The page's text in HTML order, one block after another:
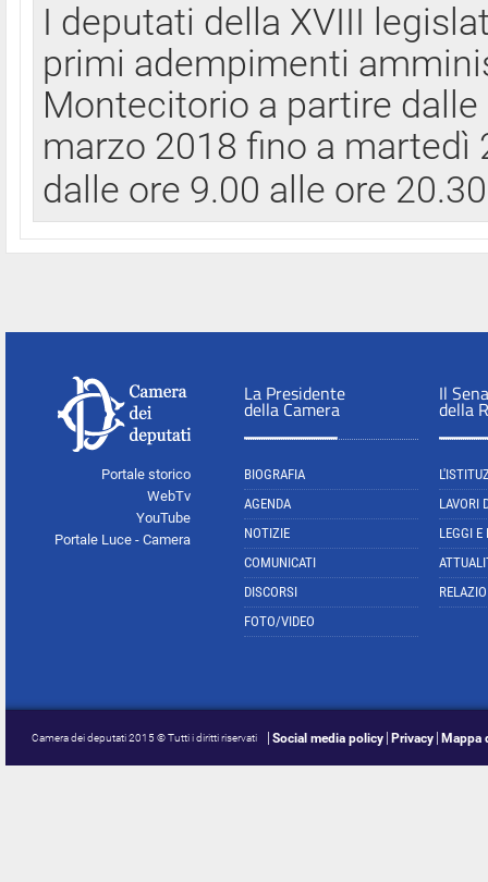
I deputati della XVIII
primi adempimenti
Montecitorio a partire
marzo 2018 fino a
dalle ore 9.00 alle ore
Portale storico
WebTv
YouTube
Portale Luce - Camera
La Presidente
della Camera
BIOGRAFIA
AGENDA
NOTIZIE
COMUNICATI
DISCORSI
FOTO/VIDEO
Il
della
LAVORI
LEGGI E
Camera dei deputati 2015 © Tutti i diritti riservati Social media policy Privacy Mappa